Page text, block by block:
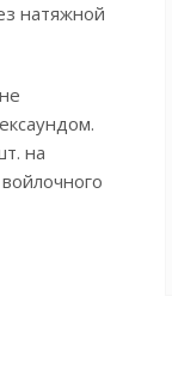
натяжной
на